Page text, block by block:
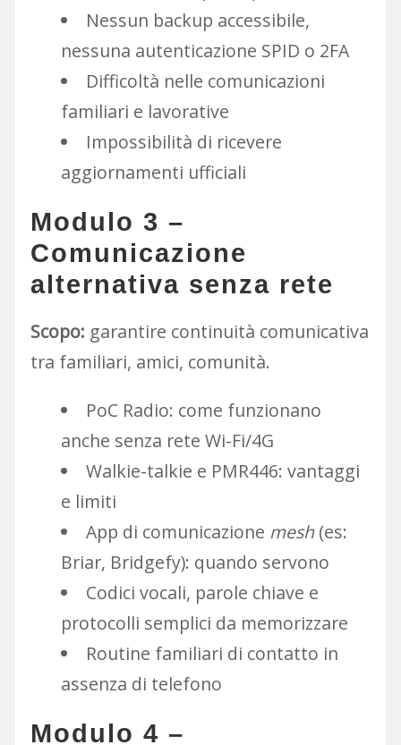
Nessun backup accessibile,
nessuna autenticazione SPID o 2FA
Difficoltà nelle comunicazioni
familiari e lavorative
Impossibilità di ricevere
aggiornamenti ufficiali
Modulo 3 –
Comunicazione
alternativa senza rete
Scopo: garantire continuità comunicativa
tra familiari, amici, comunità.
PoC Radio: come funzionano
anche senza rete Wi-Fi/4G
Walkie-talkie e PMR446: vantaggi
e limiti
App di comunicazione mesh(es:
Briar, Bridgefy): quando servono
Codici vocali, parole chiave e
protocolli semplici da memorizzare
Routine familiari di contatto in
assenza di telefono
Modulo 4 –